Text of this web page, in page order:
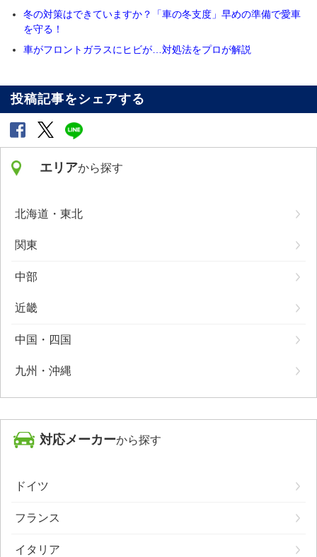
冬の対策はできていますか？「車の冬支度」早めの準備で愛車
を守る！
車がフロントガラスにヒビが…対処法をプロが解説
投稿記事をシェアする
エリアから探す
北海道・東北
関東
中部
近畿
中国・四国
九州・沖縄
対応メーカーから探す
ドイツ
フランス
イタリア